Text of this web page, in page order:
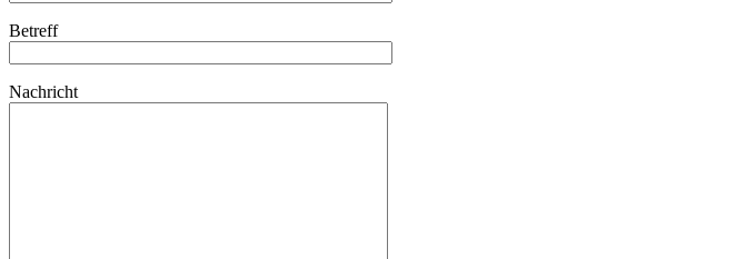
Betreff
Nachricht